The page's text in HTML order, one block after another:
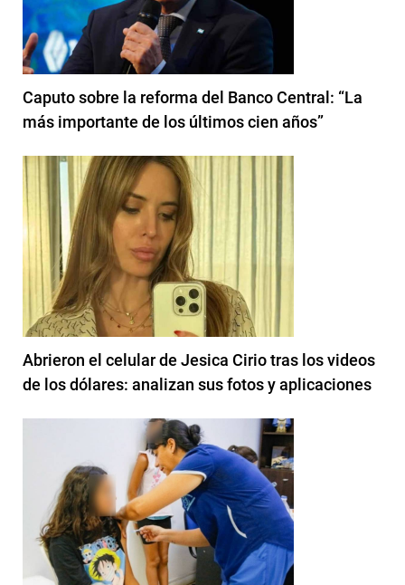
Caputo sobre la reforma del Banco Central: “La
más importante de los últimos cien años”
Abrieron el celular de Jesica Cirio tras los videos
de los dólares: analizan sus fotos y aplicaciones